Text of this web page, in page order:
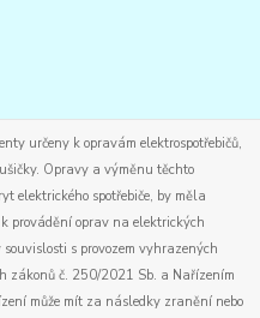
určeny k opravám elektrospotřebičů,
Opravy a výměnu těchto
elektrického spotřebiče, by měla
provádění oprav na elektrických
s provozem vyhrazených
zákonů č. 250/2021 Sb. a Nařízením
může mít za následky zranění nebo